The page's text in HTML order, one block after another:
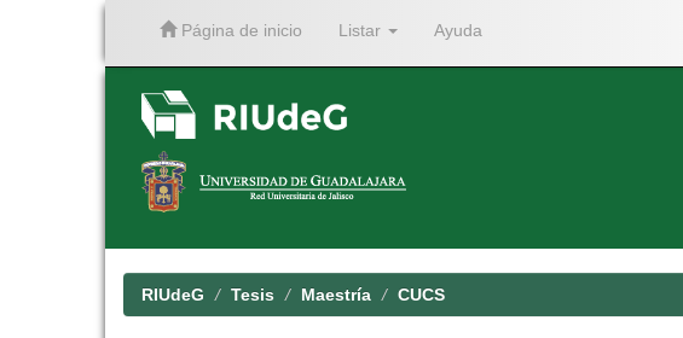
Página de inicio Listar Ayuda
RIUdeG Tesis Maestría CUCS